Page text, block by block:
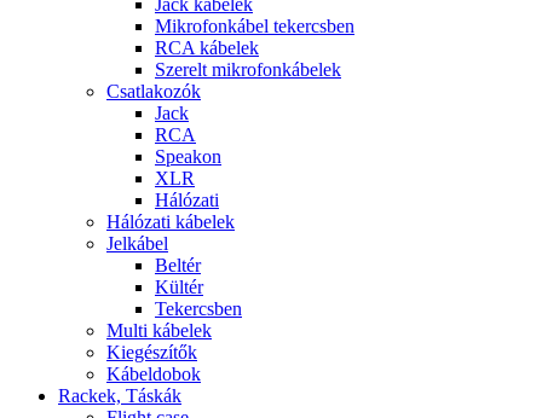
Jack kábelek
Mikrofonkábel tekercsben
RCA kábelek
Szerelt mikrofonkábelek
Csatlakozók
Jack
RCA
Speakon
XLR
Hálózati
Hálózati kábelek
Jelkábel
Beltér
Kültér
Tekercsben
Multi kábelek
Kiegészítők
Kábeldobok
Rackek, Táskák